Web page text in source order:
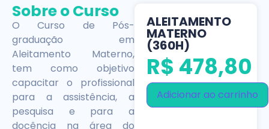
Sobre o Curso
O Curso de Pós-
graduação em
Aleitamento Materno,
tem como objetivo
capacitar o profissional
para a assistência, a
pesquisa e para a
docência na área do
ALEITAMENTO
MATERNO
(360H)
R$ 478,80
Adicionar ao carrinho